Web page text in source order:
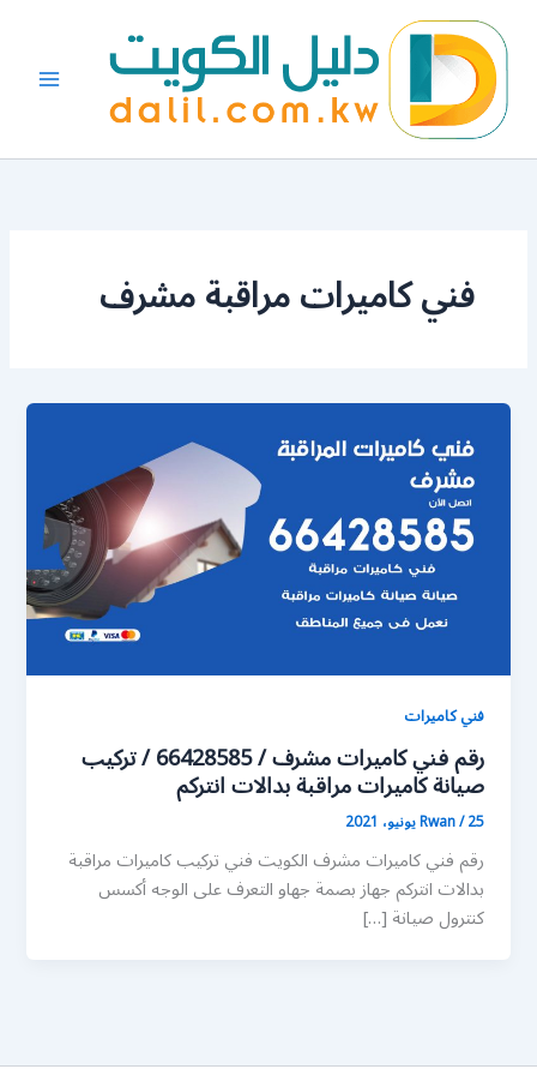
المحتوى
فني كاميرات مراقبة مشرف
فني كاميرات
رقم فني كاميرات مشرف / 66428585 / تركيب
صيانة كاميرات مراقبة بدالات انتركم
Rwan/25 يونيو، 2021
رقم فني كاميرات مشرف الكويت فني تركيب كاميرات مراقبة
بدالات انتركم جهاز بصمة جهاو التعرف على الوجه أكسس
كنترول صيانة […]